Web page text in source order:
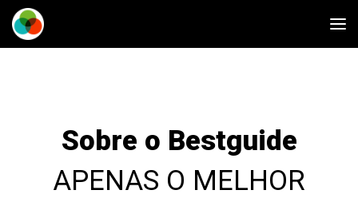
Sobre o Bestguide
APENAS O MELHOR